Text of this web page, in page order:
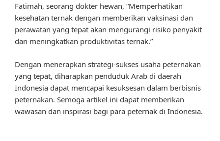
Fatimah, seorang dokter hewan, “Memperhatikan
kesehatan ternak dengan memberikan vaksinasi dan
perawatan yang tepat akan mengurangi risiko penyakit
dan meningkatkan produktivitas ternak.”
Dengan menerapkan strategi-sukses usaha peternakan
yang tepat, diharapkan penduduk Arab di daerah
Indonesia dapat mencapai kesuksesan dalam berbisnis
peternakan. Semoga artikel ini dapat memberikan
wawasan dan inspirasi bagi para peternak di Indonesia.